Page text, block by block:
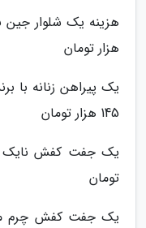
هزار تومان
145 هزار تومان
تومان